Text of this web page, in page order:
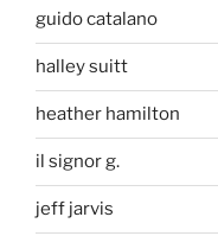
guido catalano
halley suitt
heather hamilton
il signor g.
jeff jarvis